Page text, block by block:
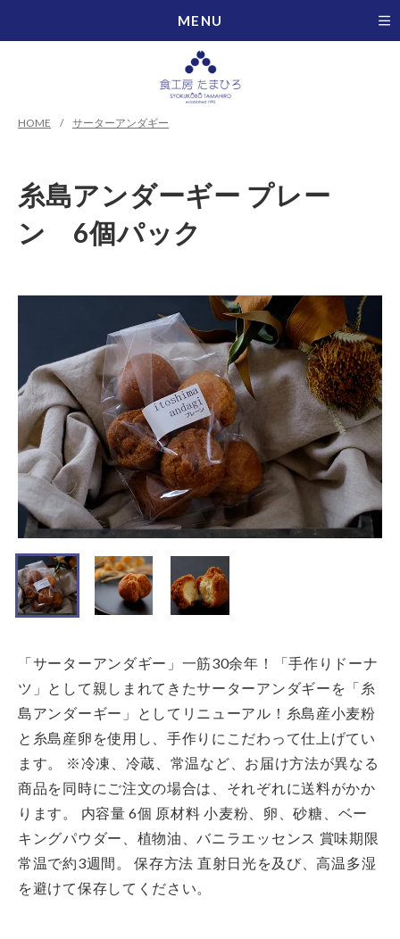
MENU
HOME サーターアンダギー
糸島アンダーギー プレー
ン 6個パック
「サーターアンダギー」一筋30余年！「手作りドーナ
ツ」として親しまれてきたサーターアンダギーを「糸
島アンダーギー」としてリニューアル！糸島産小麦粉
と糸島産卵を使用し、手作りにこだわって仕上げてい
ます。
※冷凍、冷蔵、常温など、お届け方法が異なる
商品を同時にご注文の場合は、それぞれに送料がかか
ります。
内容量 6個 原材料 小麦粉、卵、砂糖、ベー
キングパウダー、植物油、バニラエッセンス 賞味期限
常温で約3週間。
保存方法 直射日光を及び、高温多湿
を避けて保存してください。